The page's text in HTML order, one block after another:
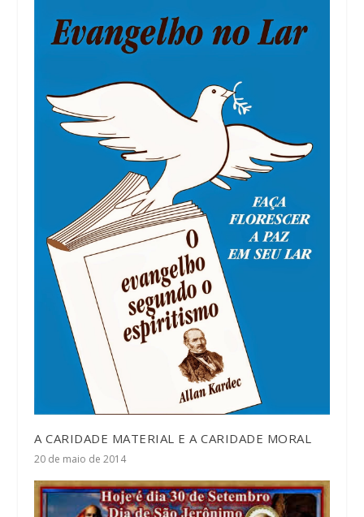
A CARIDADE MATERIAL E A CARIDADE MORAL
20 de maio de 2014